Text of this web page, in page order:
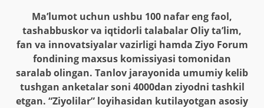
Ma’lumot uchun ushbu 100 nafar eng faol,
tashabbuskor va iqtidorli talabalar Oliy ta’lim,
fan va innovatsiyalar vazirligi hamda Ziyo Forum
fondining maxsus komissiyasi tomonidan
saralab olingan. Tanlov jarayonida umumiy kelib
tushgan anketalar soni 4000dan ziyodni tashkil
etgan. “Ziyolilar” loyihasidan kutilayotgan asosiy